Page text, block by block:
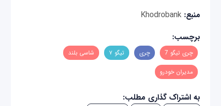
منبع:Khodrobank
برچسب:
چری تیگو 7 چری تیگو ۷ شاسی بلند
مدیران خودرو
به اشتراک گذاری مطلب: